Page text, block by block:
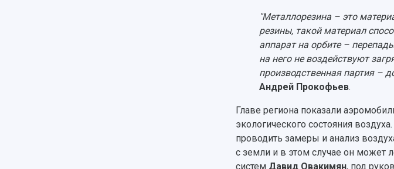
"Металлорезина – это
резины, такой материал
аппарат на орбите –
на него не воздействуют
производственная партия –
Андрей Прокофьев.
Главе региона показали
экологического состояния
проводить замеры и анализ
с земли и в этом случае он может
систем Давид Овакимян, под